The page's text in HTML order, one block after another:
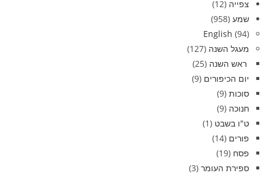
צפייה (12)
שמע (958)
English (94)
מעגל השנה (127)
ראש השנה (25)
יום הכיפורים (9)
סוכות (9)
חנוכה (9)
ט"ו בשבט (1)
פורים (14)
פסח (19)
ספירת העומר (3)